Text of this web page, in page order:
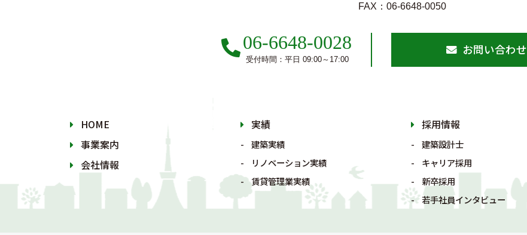
FAX：06-6648-0050
06-6648-0028
受付時間：平日 09:00～17:00
お問い合わせ
HOME
事業案内
会社情報
実績
建築実績
リノベーション実績
賃貸管理業実績
採用情報
建築設計士
キャリア採用
新卒採用
若手社員インタビュー